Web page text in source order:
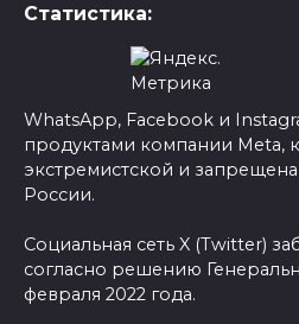
Статистика:
WhatsApp, Facebook и
продуктами компании Meta,
экстремистской и
России.
Социальная сеть X (Twitter)
согласно решению
февраля 2022 года.